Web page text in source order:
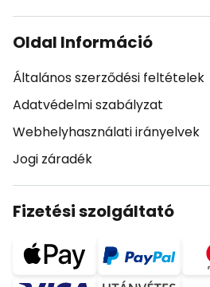
Oldal Információ
Általános szerződési feltételek
Adatvédelmi szabályzat
Webhelyhasználati irányelvek
Jogi záradék
Fizetési szolgáltató